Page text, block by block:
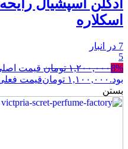
ادکلن اسپشیال
اسکلاره
7 در انبار
5
8%۱,۲۰۰,۰۰۰ تومان
بود. ۱,۱۰۰,۰۰۰ تومانقیمت فعلی: ۱,۱۰۰,۰۰۰
بستن